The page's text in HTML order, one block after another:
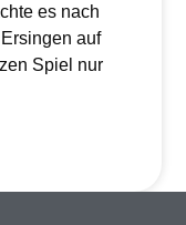
es nach
auf
Spiel nur